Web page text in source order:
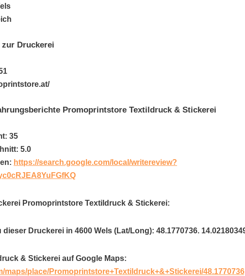
Druckerei
Promoprintstore Textildruck & Stickerei
35
5.0
https://search.google.com/local/writereview?
Promoprintstore Textildruck & Stickerei:
Druckerei in 4600 Wels (Lat/Long): 48.1770736.
& Stickerei auf Google Maps:
maps/place/Promoprintstore+Textildruck+&+Stickerei/